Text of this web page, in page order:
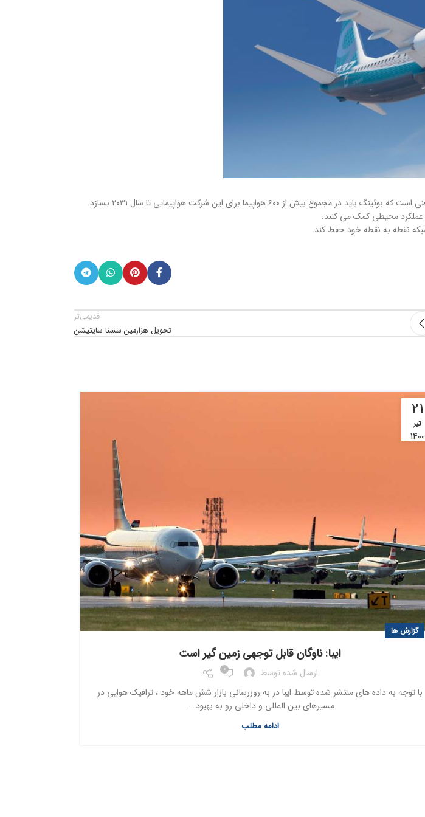
قدیمی‌تر
تحویل هزارمین سسنا سایتیشن
21
تیر
1400
گزارش ها
ایبا: ناوگان قابل توجهی زمین گیر است
ارسال شده توسط 0
با توجه به داده های منتشر شده توسط ایبا در به روزرسانی بازار شش ماهه خود ، ترافیک هوایی در
مسیرهای بین المللی و داخلی رو به بهبود ...
ادامه مطلب